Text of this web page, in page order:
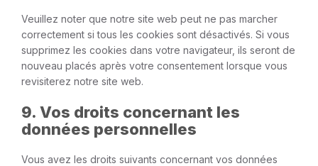
Veuillez noter que notre site web peut ne pas marcher
correctement si tous les cookies sont désactivés. Si vous
supprimez les cookies dans votre navigateur, ils seront de
nouveau placés après votre consentement lorsque vous
revisiterez notre site web.
9. Vos droits concernant les
données personnelles
Vous avez les droits suivants concernant vos données